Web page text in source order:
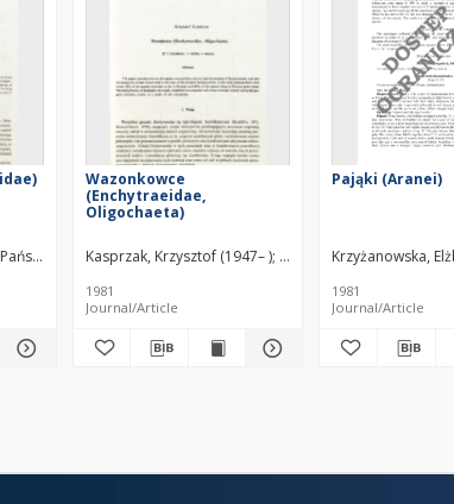
Kaliszewki, Marek Kaźmierski, Andrzej Państwowe Wydawnictwo
Państwowe Wydawnictwo Naukowe (1951–1992) Polska
Wazonkowce
(Enchytraeidae,
Oligochaeta)
Kasprzak, Krzysztof (1947– ) Państwowe
1981
Journal/Article
Pająki (Aranei)
Krzyżanowska,
1981
Journal/Article